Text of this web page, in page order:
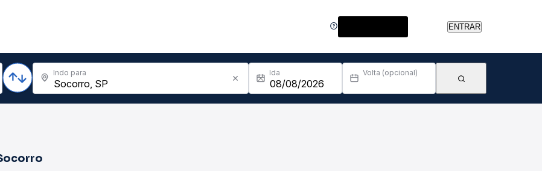
ENTRAR
Indo para Ida Volta (opcional)